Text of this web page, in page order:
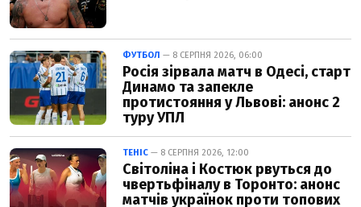
ФУТБОЛ — 8 СЕРПНЯ 2026, 06:00
Росія зірвала матч в Одесі, старт
Динамо та запекле
протистояння у Львові: анонс 2
туру УПЛ
ТЕНІС — 8 СЕРПНЯ 2026, 12:00
Світоліна і Костюк рвуться до
чвертьфіналу в Торонто: анонс
матчів українок проти топових